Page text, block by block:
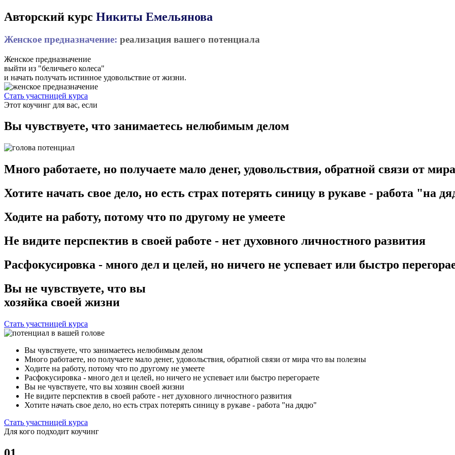
Авторский курс Никиты Емельянова
Женское предназначение: реализация вашего потенциала
Женское предназначение
выйти из "беличьего колеса"
и начать получать истинное удовольствие от жизни.
Стать участницей курса
Этот коучинг для вас, если​
Вы чувствуете, что занимаетесь нелюбимым делом
Много работаете, но получаете мало денег, удовольствия, обратной связи от
Хотите начать свое дело, но есть страх потерять синицу в рукаве - работа "на
Ходите на работу, потому что по другому не умеете
Не видите перспектив в своей работе - нет духовного личностного развития
Расфокусировка - много дел и целей, но ничего не успевает или быстро
Вы не чувствуете, что вы
хозяйка своей жизни
Стать участницей курса
Вы чувствуете, что занимаетесь нелюбимым делом​
Много работаете, но получаете мало денег, удовольствия, обратной связи от мира что вы полезны​
Ходите на работу, потому что по другому не умеете​
Расфокусировка - много дел и целей, но ничего не успевает или быстро перегораете​
Вы не чувствуете, что вы хозяин своей жизни​
Не видите перспектив в своей работе - нет духовного личностного развития​
Хотите начать свое дело, но есть страх потерять синицу в рукаве - работа "на дядю"​
Стать участницей курса
Для кого подходит коучинг​